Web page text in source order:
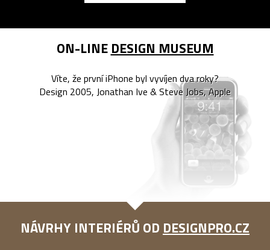
ON-LINE DESIGN MUSEUM
Víte, že první iPhone byl vyvíjen dva roky?
Design 2005, Jonathan Ive & Steve Jobs, Apple
NÁVRHY INTERIÉRŮ OD DESIGNPRO.CZ